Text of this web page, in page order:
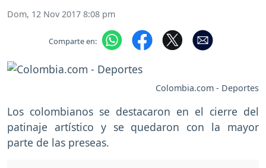
Dom, 12 Nov 2017 8:08 pm
Comparte en:
Colombia.com - Deportes
Los colombianos se destacaron en el cierre del
patinaje artístico y se quedaron con la mayor
parte de las preseas.